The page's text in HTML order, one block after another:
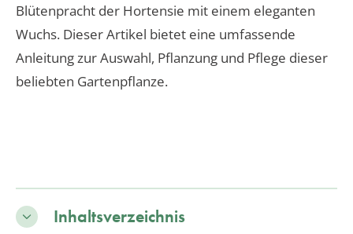
Blütenpracht der Hortensie mit einem eleganten
Wuchs. Dieser Artikel bietet eine umfassende
Anleitung zur Auswahl, Pflanzung und Pflege dieser
beliebten Gartenpflanze.
Inhaltsverzeichnis